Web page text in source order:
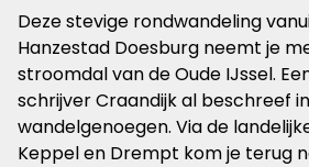
Deze stevige rondwandeling
Hanzestad Doesburg neemt je
stroomdal van de Oude IJssel.
schrijver Craandijk al beschreef
wandelgenoegen. Via de
Keppel en Drempt kom je terug